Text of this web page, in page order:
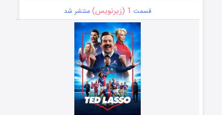
قسمت 1 (زیرنویس) منتشر شد